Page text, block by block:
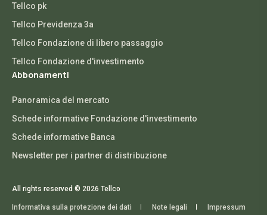
Tellco pk
Tellco Previdenza 3a
Tellco Fondazione di libero passaggio
Tellco Fondazione d'investimento
Abbonamenti
Panoramica del mercato
Schede informative Fondazione d'investimento
Schede informative Banca
Newsletter per i partner di distribuzione
All rights reserved © 2026 Tellco
Informativa sulla protezione dei dati Note legali Impressum